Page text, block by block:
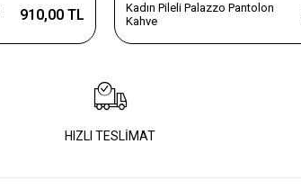
910,00 TL
Kadın Pileli Palazzo Pantolon
Kahve
HIZLI TESLİMAT